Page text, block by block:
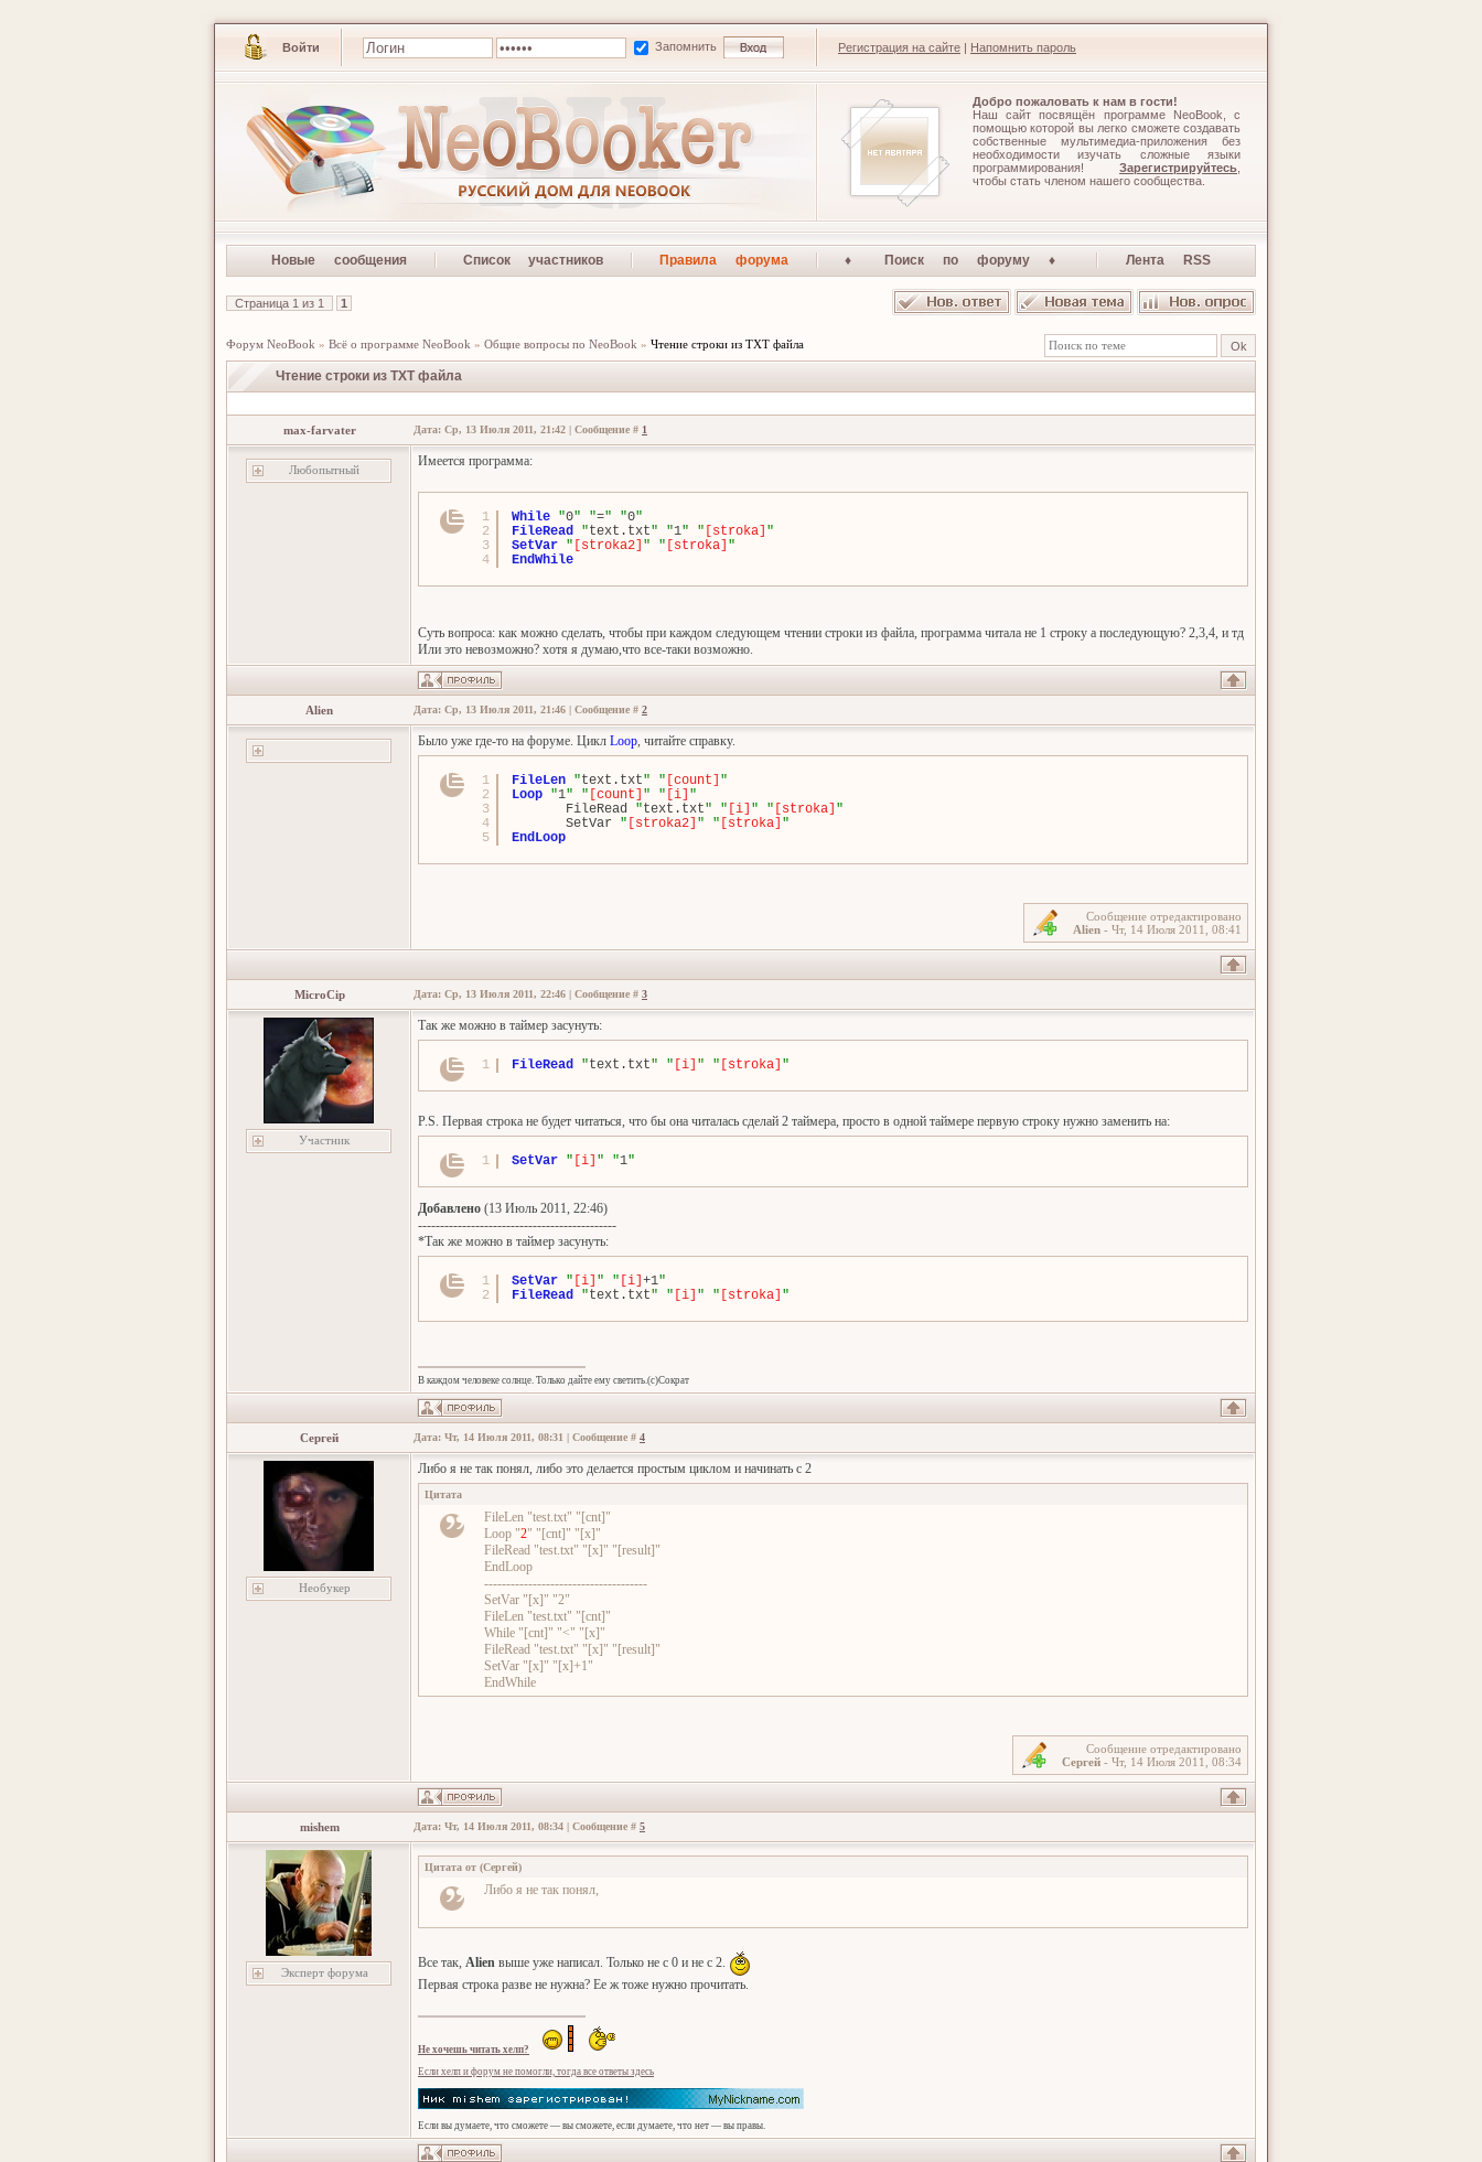
Войти Запомнить Регистрация на сайте | Напомнить пароль
Добро пожаловать к нам в гости!
Наш сайт посвящён программе NeoBook, с
помощью которой вы легко сможете создавать
собственные мультимедиа-приложения без
необходимости изучать сложные языки
программирования! Зарегистрируйтесь
чтобы стать членом нашего сообщества.
Новые сообщения Список участников Правила форума ♦ Поиск по форуму ♦ Лента RSS
Страница 1 из 1 1
Форум NeoBook » Всё о программе NeoBook » Общие вопросы по NeoBook » Чтение строки из TXT файла
Чтение строки из TXT файла
max-farvater Дата: Ср, 13 Июля 2011, 21:42 | Сообщение # 1
Любопытный
Имеется программа:
1
2
3
4
While "0" "=" "0"
FileRead "text.txt" "1" " [stroka] "
SetVar " [stroka2] " " [stroka] "
EndWhile
Суть вопроса: как можно сделать, чтобы при каждом следующем чтении строки из файла, программа читала не 1 строку а последующую? 2,3,4, и тд
Или это невозможно? хотя я думаю,что все-таки возможно.
Alien Дата: Ср, 13 Июля 2011, 21:46 | Сообщение # 2
Было уже где-то на форуме. Цикл Loop, читайте справку.
1
2
3
4
5
FileLen "text.txt" " [count] "
Loop "1" " [count] " " [i] "
FileRead "text.txt" " [i] " " [stroka] "
SetVar " [stroka2] " " [stroka] "
EndLoop
Сообщение отредактировано
Alien - Чт, 14 Июля 2011, 08:41
MicroCip Дата: Ср, 13 Июля 2011, 22:46 | Сообщение # 3
Участник
Так же можно в таймер засунуть:
1 FileRead "text.txt" " [i] " " [stroka] "
P.S. Первая строка не будет читаться, что бы она читалась сделай 2 таймера, просто в одной таймере первую строку нужно заменить на:
1 SetVar " [i] " "1"
Добавлено (13 Июль 2011, 22:46)
---------------------------------------------
*Так же можно в таймер засунуть:
1
2
SetVar " [i] " " [i] +1"
FileRead "text.txt" " [i] " " [stroka] "
В каждом человеке солнце. Только дайте ему светить.(с)Сократ
Сергей Дата: Чт, 14 Июля 2011, 08:31 | Сообщение # 4
Необукер
Либо я не так понял, либо это делается простым циклом и начинать с 2
Цитата
FileLen "test.txt" "[cnt]"
Loop "2" "[cnt]" "[x]"
FileRead "test.txt" "[x]" "[result]"
EndLoop
-------------------------------------
SetVar "[x]" "2"
FileLen "test.txt" "[cnt]"
While "[cnt]" "<" "[x]"
FileRead "test.txt" "[x]" "[result]"
SetVar "[x]" "[x]+1"
EndWhile
Сообщение отредактировано
Сергей - Чт, 14 Июля 2011, 08:34
mishem Дата: Чт, 14 Июля 2011, 08:34 | Сообщение # 5
Эксперт форума
Цитата от (Сергей)
Либо я не так понял,
Все так, Alien выше уже написал. Только не с 0 и не с 2.
Первая строка разве не нужна? Ее ж тоже нужно прочитать.
Не хочешь читать хелп?
Если хелп и форум не помогли, тогда все ответы здесь
Если вы думаете, что сможете — вы сможете, если думаете, что нет — вы правы.